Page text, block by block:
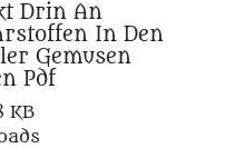
Drin An
In Den
Gemusen
Pdf
KB